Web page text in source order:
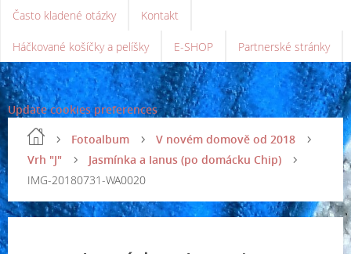
Často kladené otázky Kontakt
Háčkované košíčky a pelíšky E-SHOP Partnerské stránky
Update cookies preferences
Fotoalbum
V novém domově od 2018
Vrh "J"
Jasmínka a Ianus (po domácku Chip)
IMG-20180731-WA0020